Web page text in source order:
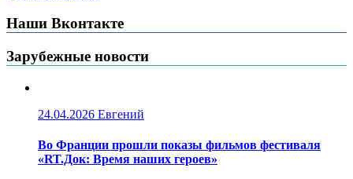
Наши Вконтакте
Зарубежные новости
24.04.2026 Евгений
Во Франции прошли показы фильмов фестиваля
«RT.Док: Время наших героев»